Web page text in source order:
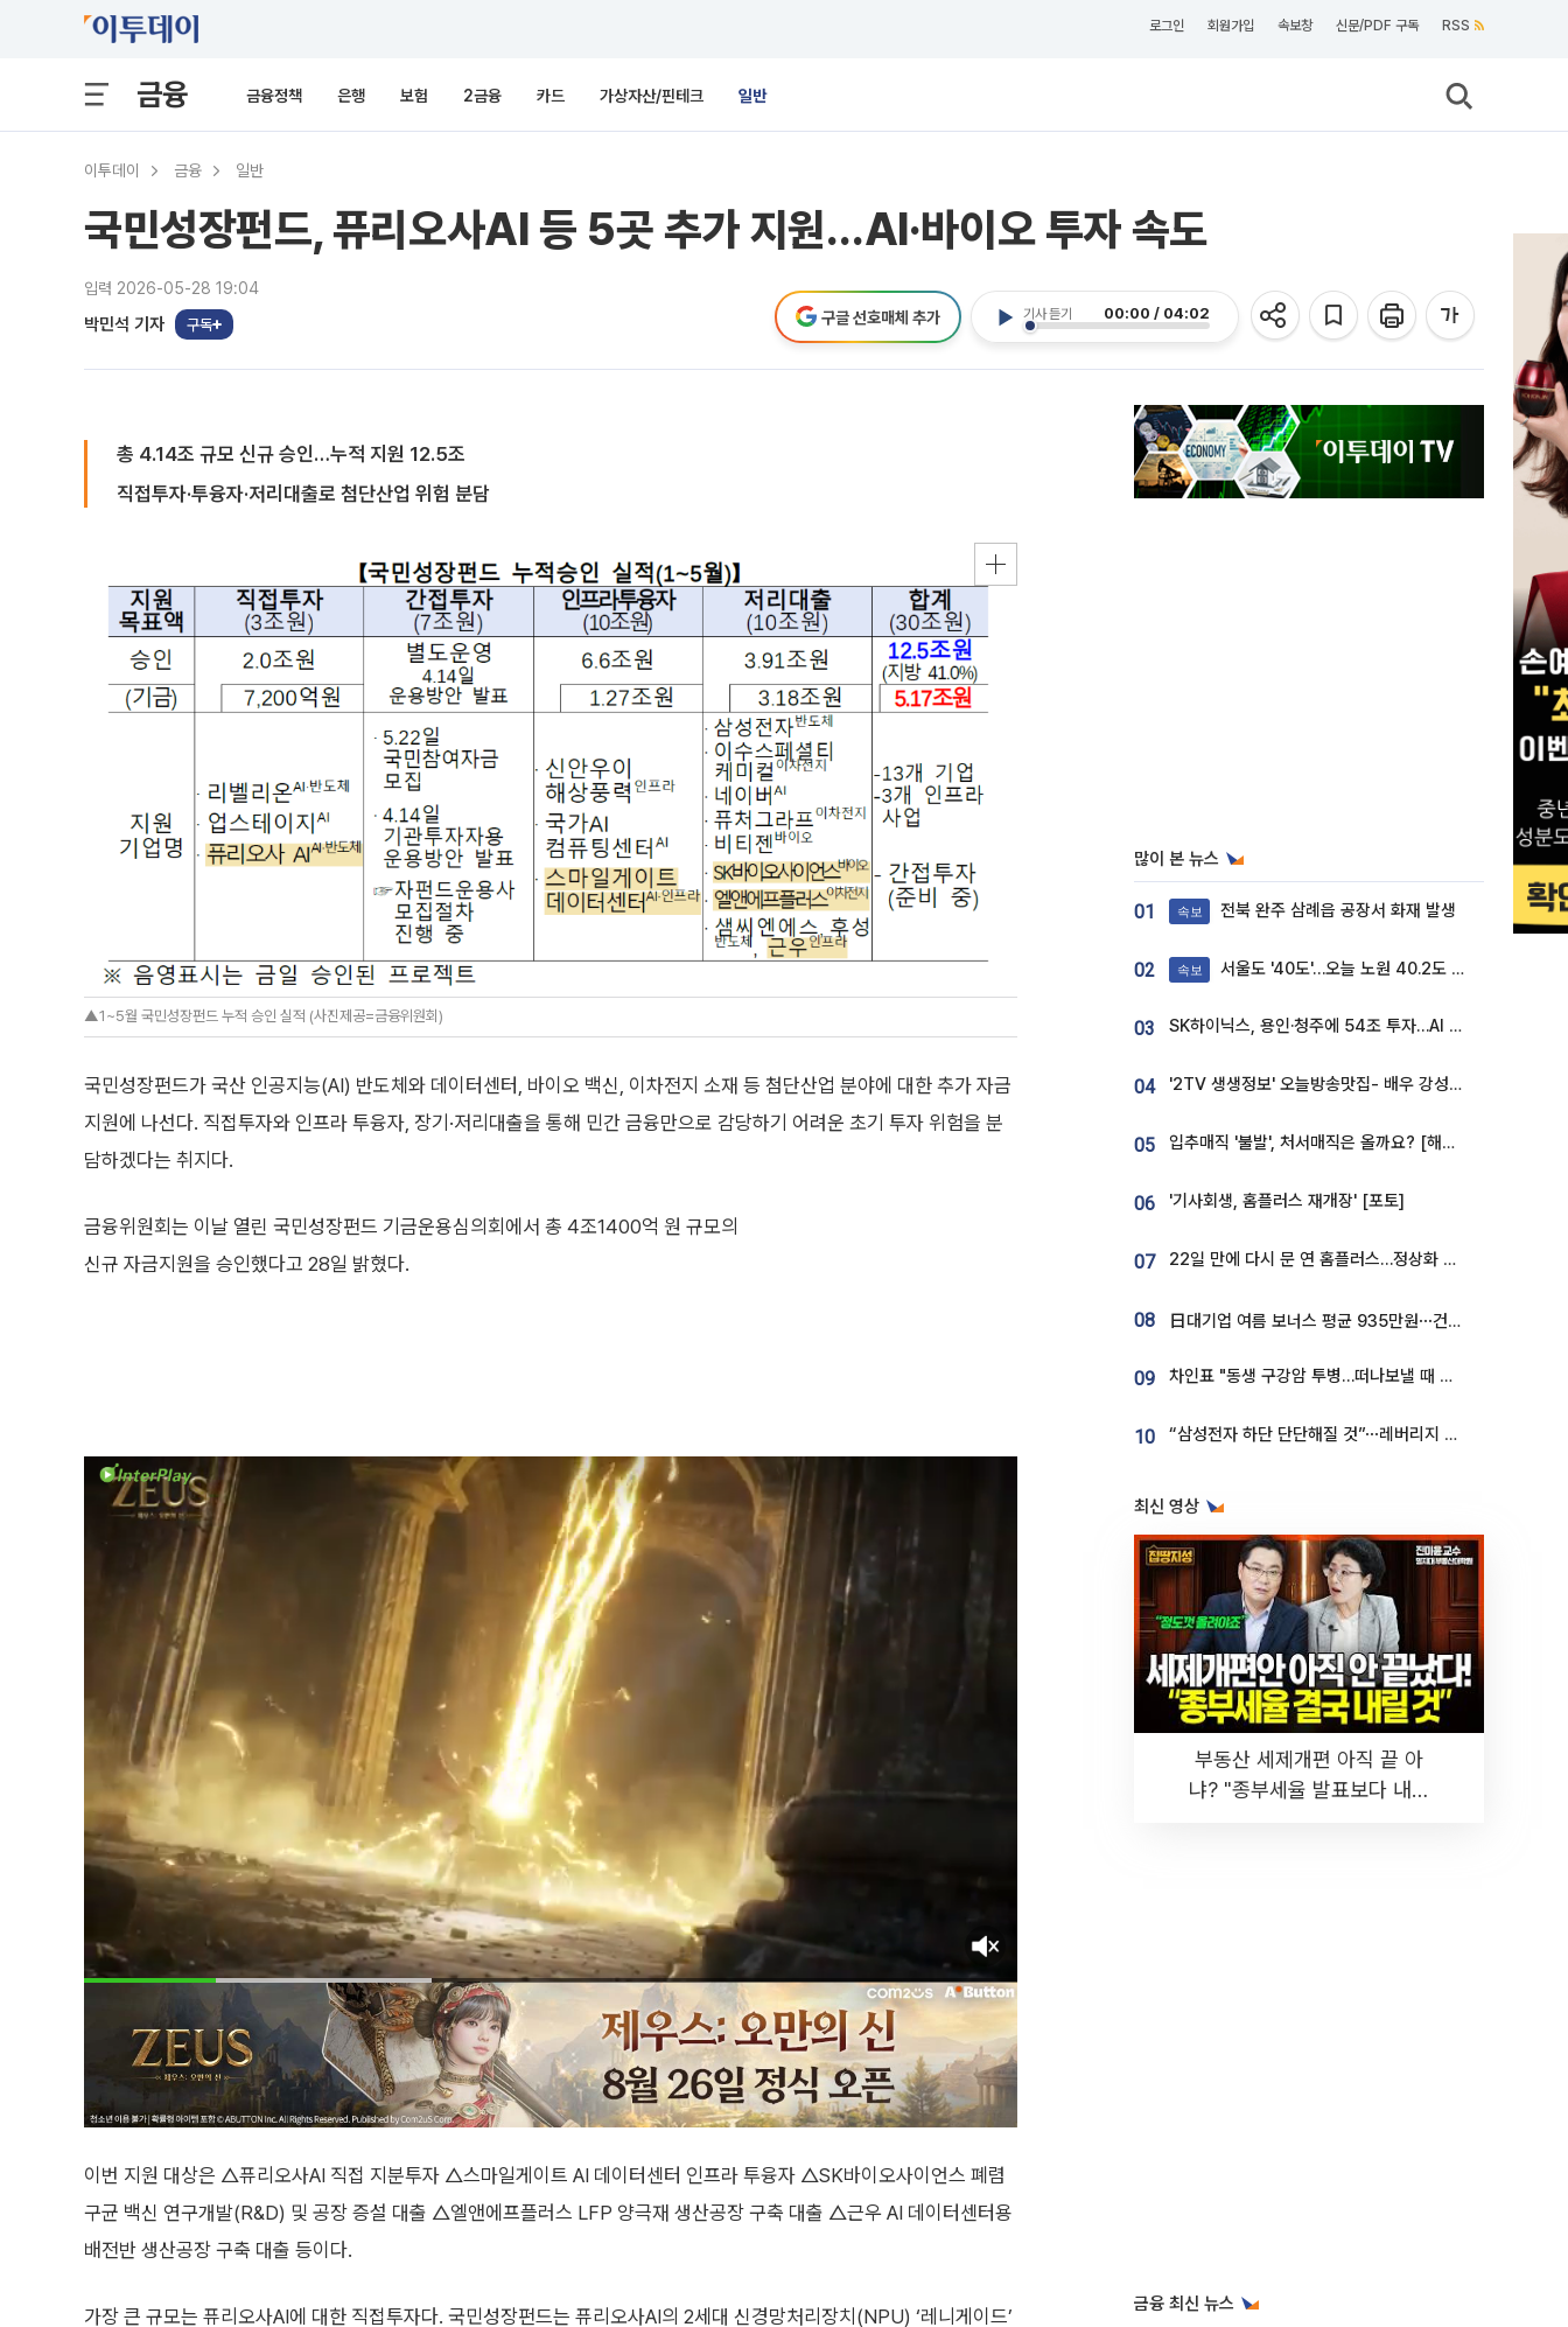
로그인 회원가입 속보창 신문/PDF 구독 RSS
금융 금융정책 은행 보험 2금융 카드 가상자산/핀테크 일반
이투데이 금융 일반
국민성장펀드, 퓨리오사AI 등 5곳 추가 지원…AI·바이오 투자 속도
입력 2026-05-28 19:04
박민석 기자 구독
기사 듣기 00:00 / 04:02
구글 선호매체 추가
총 4.14조 규모 신규 승인…누적 지원 12.5조
직접투자·투융자·저리대출로 첨단산업 위험 분담
▲1~5월 국민성장펀드 누적 승인 실적 (사진제공=금융위원회)
국민성장펀드가 국산 인공지능(AI) 반도체와 데이터센터, 바이오 백신, 이차전지 소재 등 첨단산업 분야에 대한 추가 자금
지원에 나선다. 직접투자와 인프라 투융자, 장기·저리대출을 통해 민간 금융만으로 감당하기 어려운 초기 투자 위험을 분
담하겠다는 취지다.
금융위원회는 이날 열린 국민성장펀드 기금운용심의회에서 총 4조1400억 원 규모의
신규 자금지원을 승인했다고 28일 밝혔다.
이번 지원 대상은 △퓨리오사AI 직접 지분투자 △스마일게이트 AI 데이터센터 인프라 투융자 △SK바이오사이언스 폐렴
구균 백신 연구개발(R&D) 및 공장 증설 대출 △엘앤에프플러스 LFP 양극재 생산공장 구축 대출 △근우 AI 데이터센터용
배전반 생산공장 구축 대출 등이다.
가장 큰 규모는 퓨리오사AI에 대한 직접투자다. 국민성장펀드는 퓨리오사AI의 2세대 신경망처리장치(NPU) ‘레니게이드’
많이 본 뉴스
01 속보 전북 완주 삼례읍 공장서 화재 발생
02 속보 서울도 '40도'…오늘 노원 40.2도 기록
03 SK하이닉스, 용인·청주에 54조 투자…AI 메모리 생산기지 키운다
04 '2TV 생생정보' 오늘방송맛집- 배우 강성진 단골! 쌀국수ㆍ푸팟퐁 커리 맛집 '블○○○'
05 입추매직 '불발', 처서매직은 올까요? [해시태그]
06 '기사회생, 홈플러스 재개장' [포토]
07 22일 만에 다시 문 연 홈플러스…정상화 바쁜데 재고 없어 ‘발동동’[가보니]
08 日대기업 여름 보너스 평균 935만원⋯건설회사 1800만 넘어
09 차인표 "동생 구강암 투병…떠나보낼 때 가장 힘들었다”
10 “삼성전자 하단 단단해질 것”⋯레버리지 규제에 쏠림 완화 [찐코노미]
최신 영상
부동산 세제개편 아직 끝 아
냐? "종부세율 발표보다 내릴
금융 최신 뉴스